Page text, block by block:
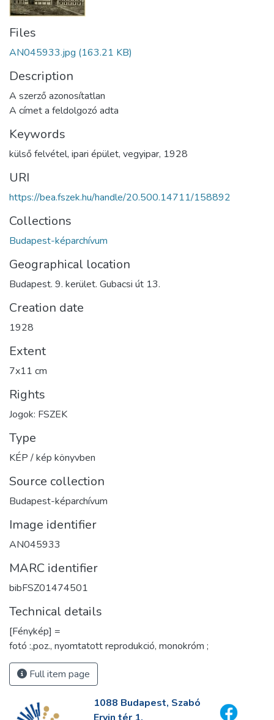
Files
AN045933.jpg (163.21 KB)
Description
A szerző azonosítatlan
A címet a feldolgozó adta
Keywords
külső felvétel, ipari épület, vegyipar, 1928
URI
https://bea.fszek.hu/handle/20.500.14711/158892
Collections
Budapest-képarchívum
Geographical location
Budapest. 9. kerület. Gubacsi út 13.
Creation date
1928
Extent
7x11 cm
Rights
Jogok: FSZEK
Type
KÉP / kép könyvben
Source collection
Budapest-képarchívum
Image identifier
AN045933
MARC identifier
bibFSZ01474501
Technical details
[Fénykép] =
fotó :,poz., nyomtatott reprodukció, monokróm ;
Full item page
1088 Budapest, Szabó